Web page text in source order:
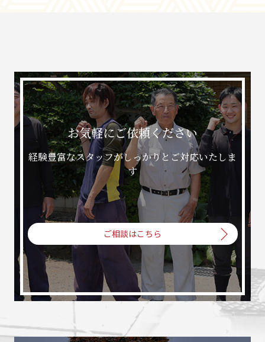
お気軽にご依頼ください
経験豊富なスタッフがしっかりとご対応いたしま
す
ご相談はこちら